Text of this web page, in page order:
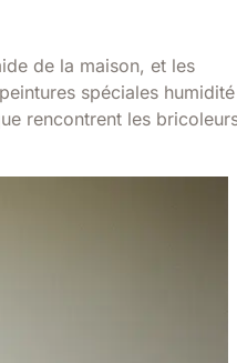
de la maison, et les
spéciales
rencontrent les